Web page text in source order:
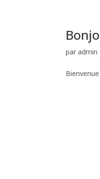
paradmin